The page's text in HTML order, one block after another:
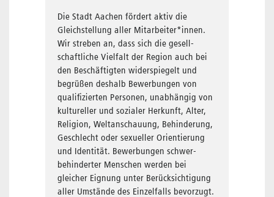
Die Stadt Aachen fördert aktiv die
Gleichstellung aller Mit­arbei­ter*innen.
Wir streben an, dass sich die gesell­
schaftliche Viel­falt der Region auch bei
den Beschäftigten wider­spiegelt und
begrüßen deshalb Bewerbungen von
qualifizierten Per­sonen, unabhängig von
kultureller und sozialer Herkunft, Alter,
Reli­gion, Welt­anschauung, Behinderung,
Geschlecht oder sexueller Orientierung
und Identität. Bewerbungen schwer­
behinderter Menschen werden bei
gleicher Eignung unter Berück­sichtigung
aller Umstände des Einzelfalls bevorzugt.